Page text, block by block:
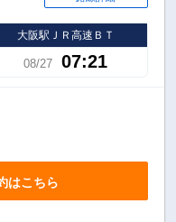
大阪駅ＪＲ高速ＢＴ
08/27 07:21
はこちら